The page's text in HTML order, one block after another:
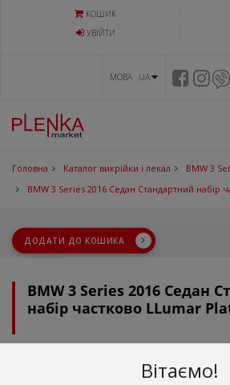
КОШИК
УВIЙТИ
МОВА UA
Головна Каталог викрійки і лекал
BMW 3
BMW 3 Series 2016 Седан Стандартний набір
ДОДАТИ ДО КОШИКА
BMW 3 Series 2016 Седан
набір частково LLumar
10293грн. ($223.95)
Вітаємо!